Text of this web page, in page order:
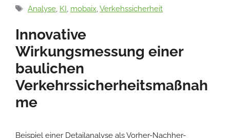
Schlagwörter
Analyse, KI, mobaix,Verkehssicherheit
Innovative
Wirkungsmessung einer
baulichen
Verkehrssicherheitsmaßnah
me
Beispiel einer Detailanalyse als Vorher-Nachher-